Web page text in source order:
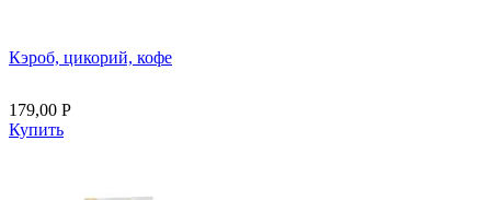
Кэроб, цикорий, кофе
179,00 Р
Купить